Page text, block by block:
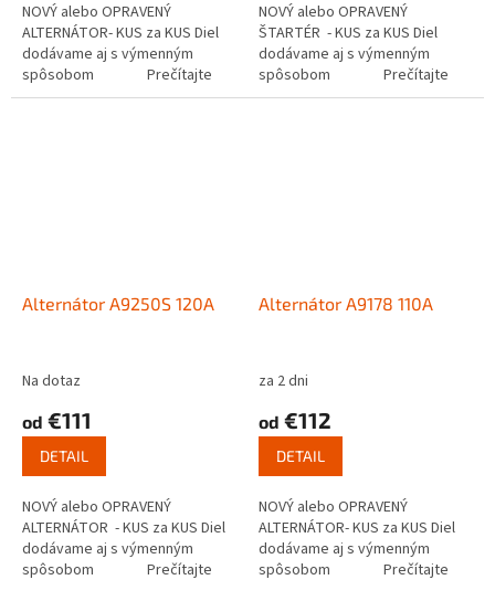
NOVÝ alebo OPRAVENÝ
ALTERNÁTOR- KUS za KUS Diel
dodávame aj s výmenným
spôsobom Prečítajte
si ako funguje...
NOVÝ alebo OPRAVENÝ
ŠTARTÉR - KUS za KUS Diel
dodávame aj s výmenným
spôsobom Prečítajte
si ako funguje...
Alternátor A9250S 120A
Na dotaz
od €111
DETAIL
NOVÝ alebo OPRAVENÝ
ALTERNÁTOR - KUS za KUS Diel
dodávame aj s výmenným
spôsobom Prečítajte
Alternátor A9178 110A
za 2 dni
od €112
DETAIL
NOVÝ alebo OPRAVENÝ
ALTERNÁTOR- KUS za KUS Diel
dodávame aj s výmenným
spôsobom Prečítajte